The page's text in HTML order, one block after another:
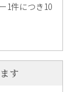
1件につき10
す